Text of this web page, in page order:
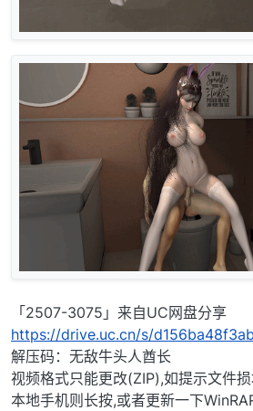
「2507-3075」来自UC网盘分享
https://drive.uc.cn/s/
解压码：无敌牛头人酋长
视频格式只能更改(ZIP),如提示文件
本地手机则长按,或者更新一下